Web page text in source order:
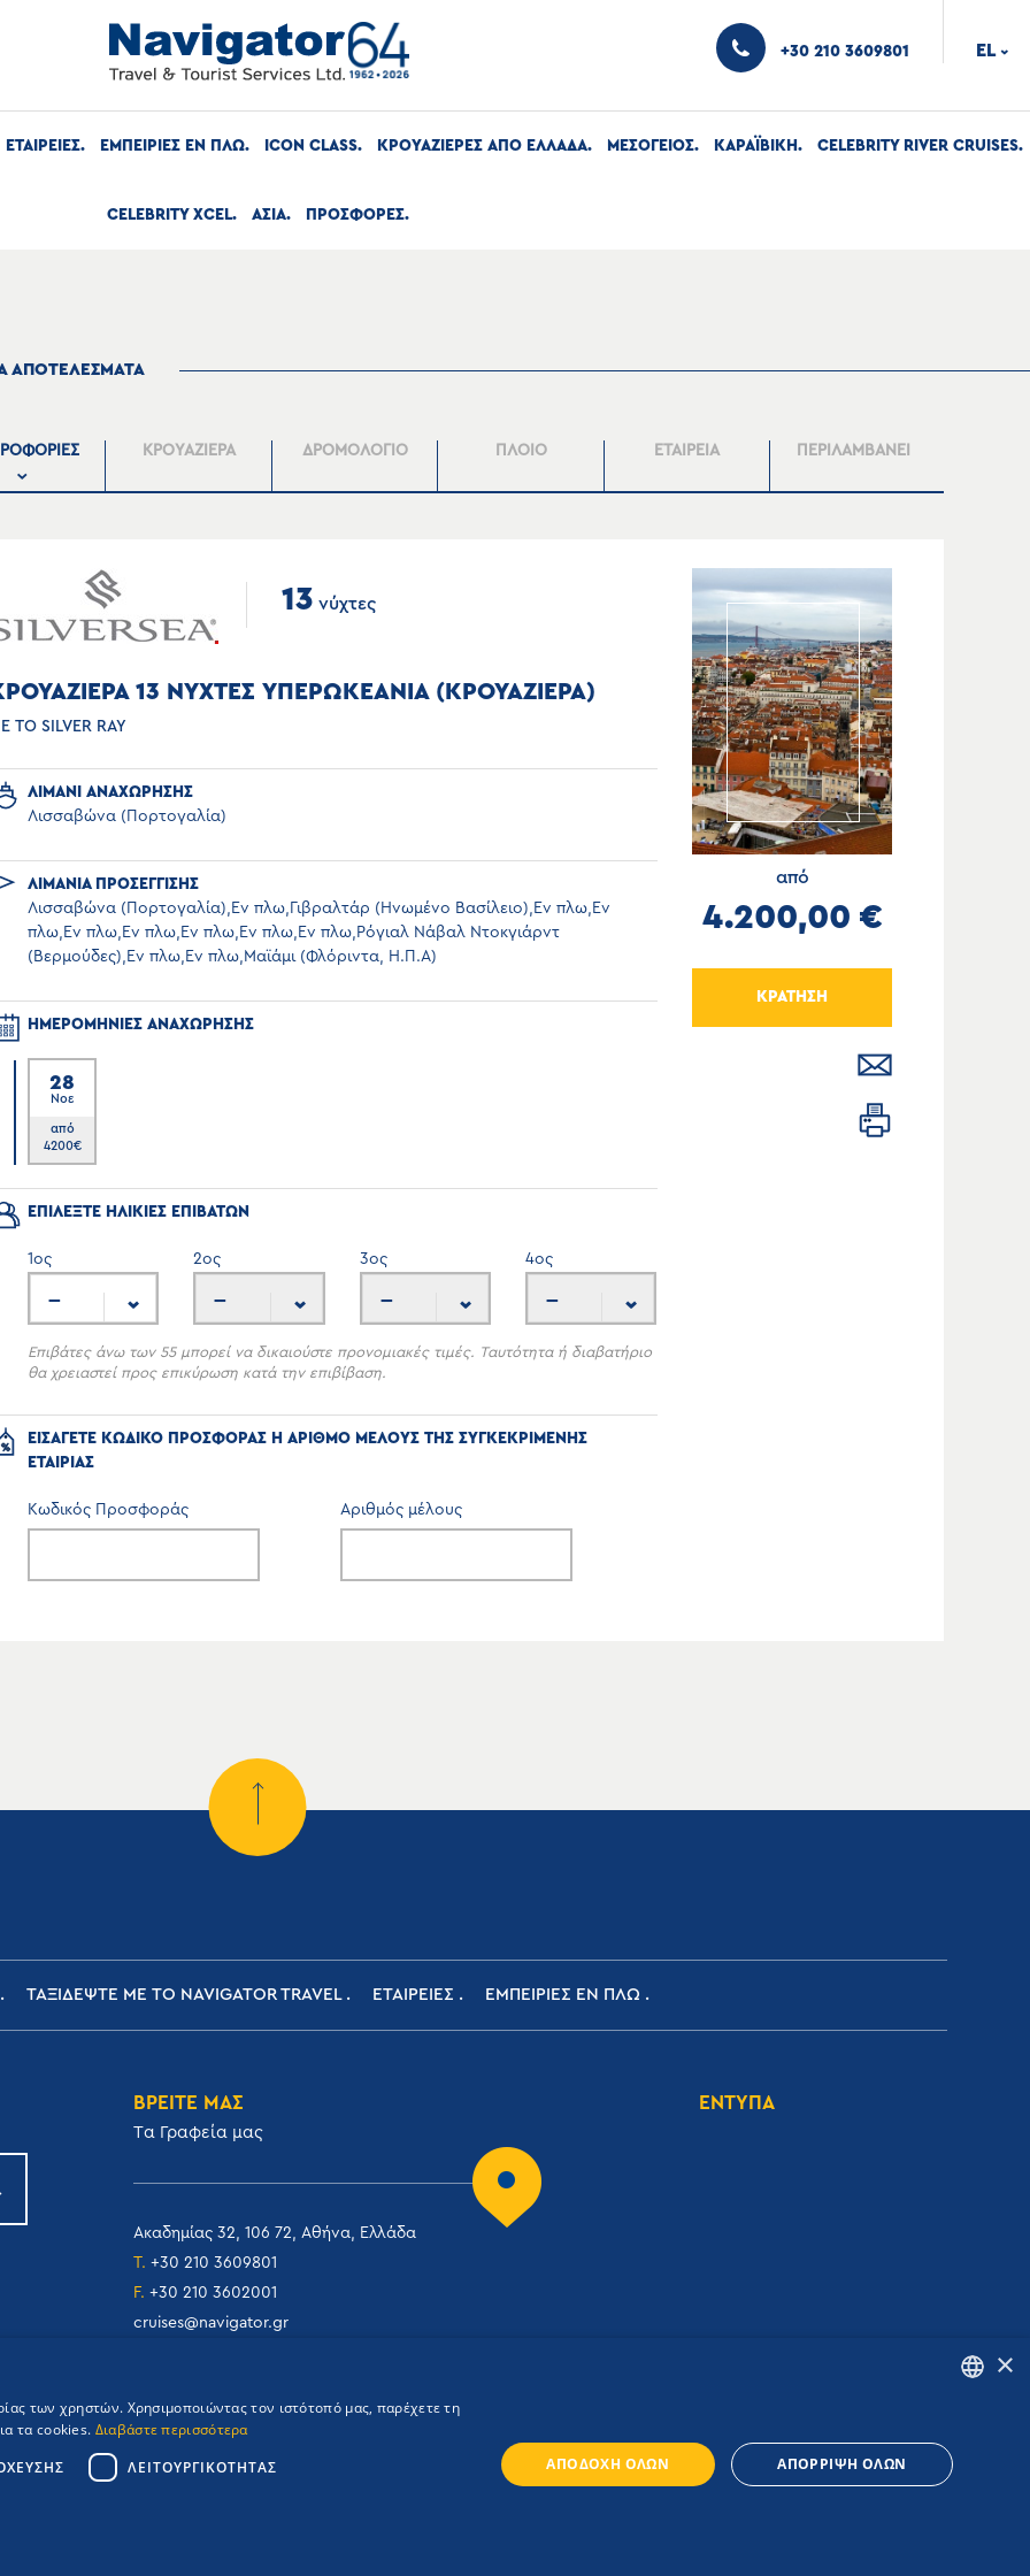
+30 210 3609801 EL ›
ΕΤΑΙΡΕΙΕΣ ΕΜΠΕΙΡΙΕΣ ΕΝ ΠΛΩ ICON CLASS ΚΡΟΥΑΖΙΕΡΕΣ ΑΠΟ ΕΛΛΑΔΑ ΜΕΣΟΓΕΙΟΣ ΚΑΡΑΪΒΙΚΗ CELEBRITY RIVER CRUISES
CELEBRITY XCEL ΑΣΙΑ ΠΡΟΣΦΟΡΕΣ
ΑΠΟΤΕΛΕΣΜΑΤΑ
ΚΡΟΥΑΖΙΕΡΑ ΔΡΟΜΟΛΟΓΙΟ ΠΛΟΙΟ ΕΤΑΙΡΕΙΑ ΠΕΡΙΛΑΜΒΑΝΕΙ
13 νύχτες
13 ΝΥΧΤΕΣ ΥΠΕΡΩΚΕΑΝΙΑ (ΚΡΟΥΑΖΙΕΡΑ)
ΤΟ SILVER RAY
ΛΙΜΑΝΙ ΑΝΑΧΩΡΗΣΗΣ
Λισσαβώνα (Πορτογαλία)
ΛΙΜΑΝΙΑ ΠΡΟΣΕΓΓΙΣΗΣ
Λισσαβώνα (Πορτογαλία),Εν πλω,Γιβραλτάρ (Ηνωμένο Βασίλειο),Εν πλω,Εν
πλω,Εν πλω,Εν πλω,Εν πλω,Εν πλω,Εν πλω,Ρόγιαλ Νάβαλ Ντοκγιάρντ
(Βερμούδες),Εν πλω,Εν πλω,Μαϊάμι (Φλόριντα, Η.Π.Α)
ΗΜΕΡΟΜΗΝΙΕΣ ΑΝΑΧΩΡΗΣΗΣ
28
Νοε
από
4200€
ΕΠΙΛΕΞΤΕ ΗΛΙΚΙΕΣ ΕΠΙΒΑΤΩΝ
1ος
---
2ος
---
3ος
---
4ος
---
Επιβάτες άνω των 55 μπορεί να δικαιούστε προνομιακές τιμές. Ταυτότητα ή διαβατήριο
θα χρειαστεί προς επικύρωση κατά την επιβίβαση.
ΕΙΣΑΓΕΤΕ ΚΩΔΙΚΟ ΠΡΟΣΦΟΡΑΣ Η ΑΡΙΘΜΟ ΜΕΛΟΥΣ ΤΗΣ ΣΥΓΚΕΚΡΙΜΕΝΗΣ
ΕΤΑΙΡΙΑΣ
Κωδικός Προσφοράς Αριθμός μέλους
από
4.200,00 €
ΚΡΑΤΗΣΗ
ΤΑΞΙΔΕΨΤΕ ΜΕ ΤΟ NAVIGATOR TRAVEL ΕΤΑΙΡΕΙΕΣ ΕΜΠΕΙΡΙΕΣ ΕΝ ΠΛΩ
ΒΡΕΙΤΕ ΜΑΣ
Tα Γραφεία μας
Ακαδημίας 32, 106 72, Αθήνα, Ελλάδα
T. +30 210 3609801
F. +30 210 3602001
cruises@navigator.gr
ΕΝΤΥΠΑ
GREEK
×
των χρηστών. Χρησιμοποιώντας τον ιστότοπό μας, παρέχετε τη
τα cookies. Διαβάστε περισσότερα
ΛΕΙΤΟΥΡΓΙΚΌΤΗΤΑΣ ΑΠΟΔΟΧΉ ΌΛΩΝ ΑΠΌΡΡΙΨΗ ΌΛΩΝ